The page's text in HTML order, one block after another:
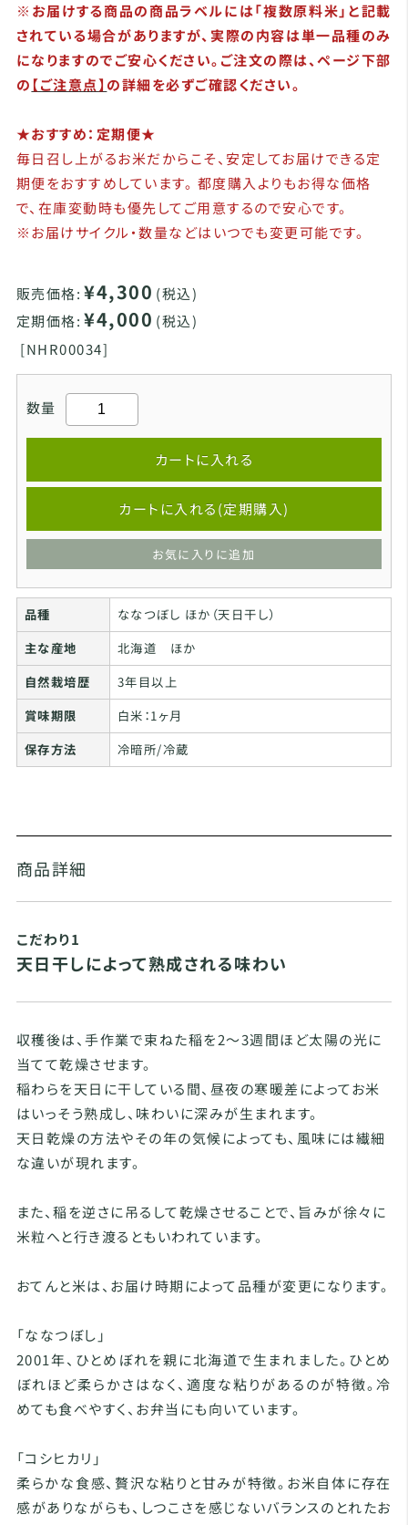
※お届けする商品の商品ラベルには「複数原料米」と記載
されている場合がありますが、実際の内容は単一品種のみ
になりますのでご安心ください。ご注文の際は、ページ下部
の 【ご注意点】 の詳細を必ずご確認ください。
★おすすめ：定期便★
毎日召し上がるお米だからこそ、安定してお届けできる定
期便をおすすめしています。 都度購入よりもお得な価格
で、在庫変動時も優先してご用意するので安心です。
※お届けサイクル・数量などはいつでも変更可能です。
販売価格: ¥4,300 (税込)
定期価格: ¥4,000 (税込)
[NHR00034]
数量
カートに入れる
カートに入れる(定期購入)
お気に入りに追加
品種
ななつぼし ほか（天日干し）
主な産地
北海道 ほか
自然栽培歴
3年目以上
賞味期限
白米：1ヶ月
保存方法
冷暗所/冷蔵
商品詳細
こだわり1
天日干しによって熟成される味わい
収穫後は、手作業で束ねた稲を2～3週間ほど太陽の光に
当てて乾燥させます。
稲わらを天日に干している間、昼夜の寒暖差によってお米
はいっそう熟成し、味わいに深みが生まれます。
天日乾燥の方法やその年の気候によっても、風味には繊細
な違いが現れます。
また、稲を逆さに吊るして乾燥させることで、旨みが徐々に
米粒へと行き渡るともいわれています。
おてんと米は、お届け時期によって品種が変更になります。
「ななつぼし」
2001年、ひとめぼれを親に北海道で生まれました。ひとめ
ぼれほど柔らかさはなく、適度な粘りがあるのが特徴。冷
めても食べやすく、お弁当にも向いています。
「コシヒカリ」
柔らかな食感、贅沢な粘りと甘みが特徴。お米自体に存在
感がありながらも、しつこさを感じないバランスのとれたお